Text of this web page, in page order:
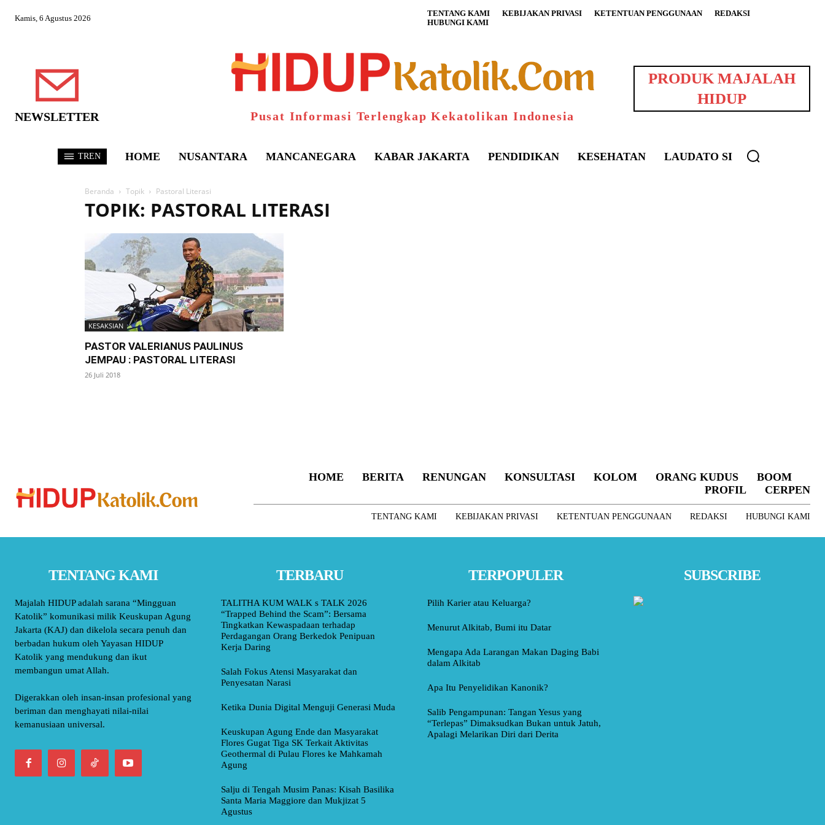
Kamis, 6 Agustus 2026 TENTANG KAMI KEBIJAKAN PRIVASI KETENTUAN PENGGUNAAN
REDAKSI
HUBUNGI KAMI
NEWSLETTER Pusat Informasi Terlengkap Kekatolikan Indonesia
PRODUK MAJALAH
HIDUP
TREN HOME NUSANTARA MANCANEGARA KABAR JAKARTA PENDIDIKAN KESEHATAN LAUDATO SI
Beranda Topik Pastoral Literasi
TOPIK: PASTORAL LITERASI
KESAKSIAN
PASTOR VALERIANUS PAULINUS
JEMPAU : PASTORAL LITERASI
26 Juli 2018
HOME BERITA RENUNGAN KONSULTASI KOLOM ORANG KUDUS
BOOM
PROFIL
CERPEN
TENTANG KAMI KEBIJAKAN PRIVASI KETENTUAN PENGGUNAAN REDAKSI HUBUNGI KAMI
TENTANG KAMI
Majalah HIDUP adalah sarana “Mingguan
Katolik” komunikasi milik Keuskupan Agung
Jakarta (KAJ) dan dikelola secara penuh dan
berbadan hukum oleh Yayasan HIDUP
Katolik yang mendukung dan ikut
membangun umat Allah.
Digerakkan oleh insan-insan profesional yang
beriman dan menghayati nilai-nilai
kemanusiaan universal.
TERBARU
TALITHA KUM WALK s TALK 2026
“Trapped Behind the Scam”: Bersama
Tingkatkan Kewaspadaan terhadap
Perdagangan Orang Berkedok Penipuan
Kerja Daring
Salah Fokus Atensi Masyarakat dan
Penyesatan Narasi
Ketika Dunia Digital Menguji Generasi Muda
Keuskupan Agung Ende dan Masyarakat
Flores Gugat Tiga SK Terkait Aktivitas
Geothermal di Pulau Flores ke Mahkamah
Agung
Salju di Tengah Musim Panas: Kisah Basilika
Santa Maria Maggiore dan Mukjizat 5
Agustus
TERPOPULER
Pilih Karier atau Keluarga?
Menurut Alkitab, Bumi itu Datar
Mengapa Ada Larangan Makan Daging Babi
dalam Alkitab
Apa Itu Penyelidikan Kanonik?
Salib Pengampunan: Tangan Yesus yang
“Terlepas” Dimaksudkan Bukan untuk Jatuh,
Apalagi Melarikan Diri dari Derita
SUBSCRIBE